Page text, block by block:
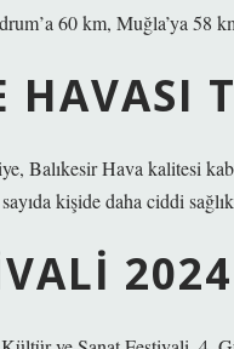
60 km, Muğla’ya 58
HAVASI
Balıkesir Hava kalitesi
kişide daha ciddi